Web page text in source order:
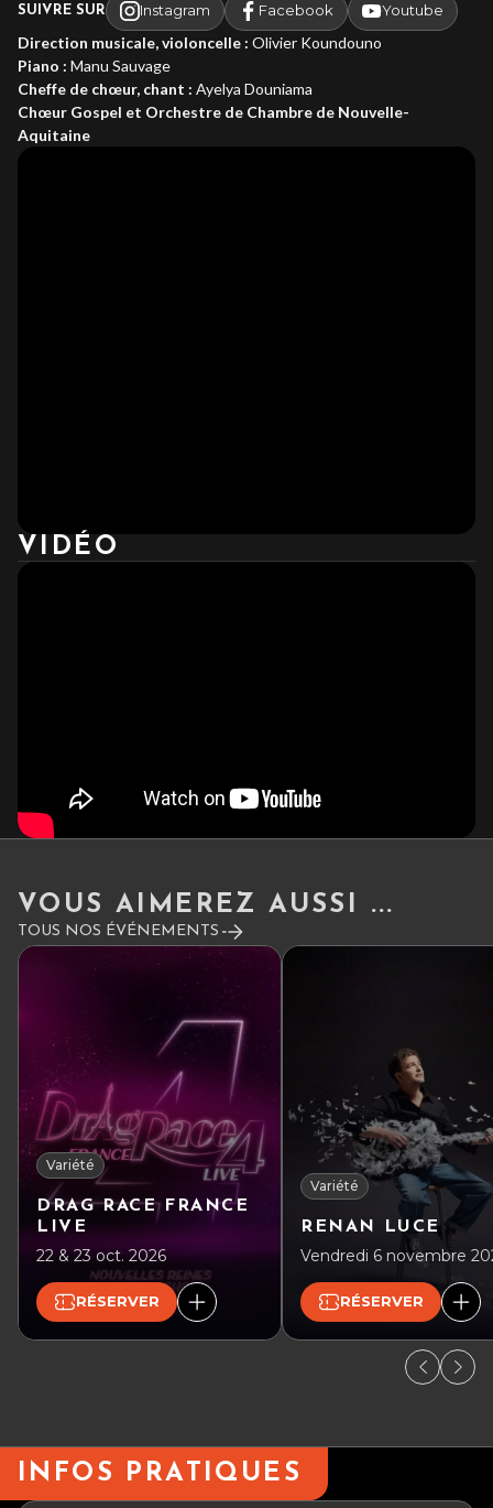
SUIVRE SUR Instagram Facebook Youtube
Direction musicale, violoncelle : Olivier Koundouno
Piano : Manu Sauvage
Cheffe de chœur, chant : Ayelya Douniama
Chœur Gospel et Orchestre de Chambre de Nouvelle-
Aquitaine
VIDÉO
VOUS AIMEREZ AUSSI ...
TOUS NOS ÉVÉNEMENTS
Variété
DRAG RACE FRANCE
LIVE
22 & 23 oct. 2026
RÉSERVER
Variété
RENAN LUCE
Vendredi 6 novembre
RÉSERVER
INFOS PRATIQUES